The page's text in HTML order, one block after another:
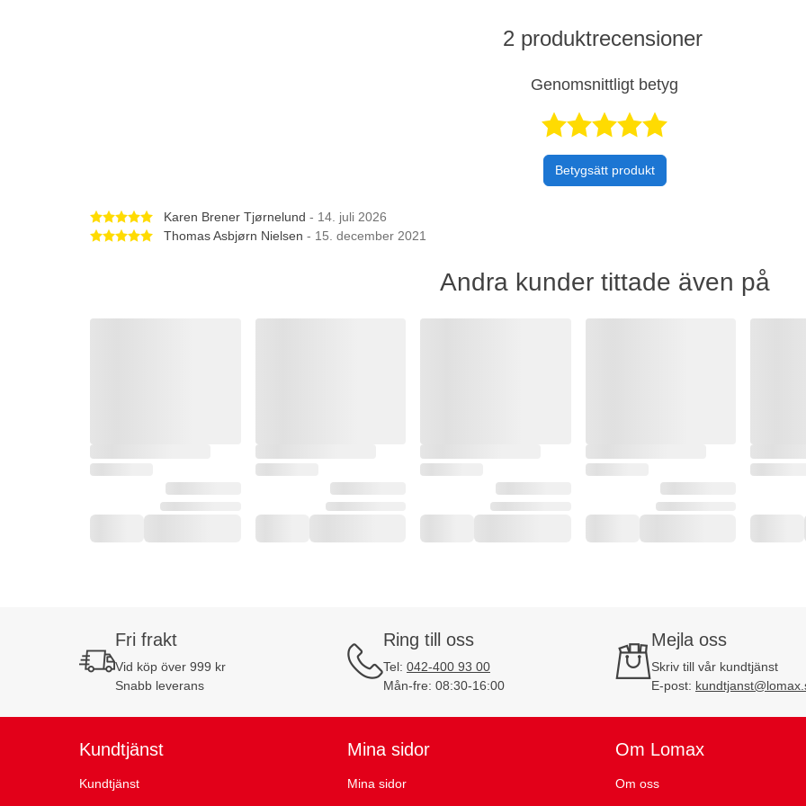
2 produktrecensioner
Genomsnittligt betyg
Betygsatt 5
Betygsätt produkt
Betygsatt 5 av 5 stjärnor
Karen Brener Tjørnelund - 14. juli 2026
Betygsatt 5 av 5 stjärnor
Thomas Asbjørn Nielsen - 15. december 2021
Andra kunder tittade även på
Fri frakt
Vid köp över 999 kr
Snabb leverans
Ring till oss
Tel: 042-400 93 00
Mån-fre: 08:30-16:00
Mejla oss
Skriv till vår kundtjänst
E-post:
Kundtjänst
Kundtjänst
Mina sidor
Mina sidor
Om Lomax
Om oss